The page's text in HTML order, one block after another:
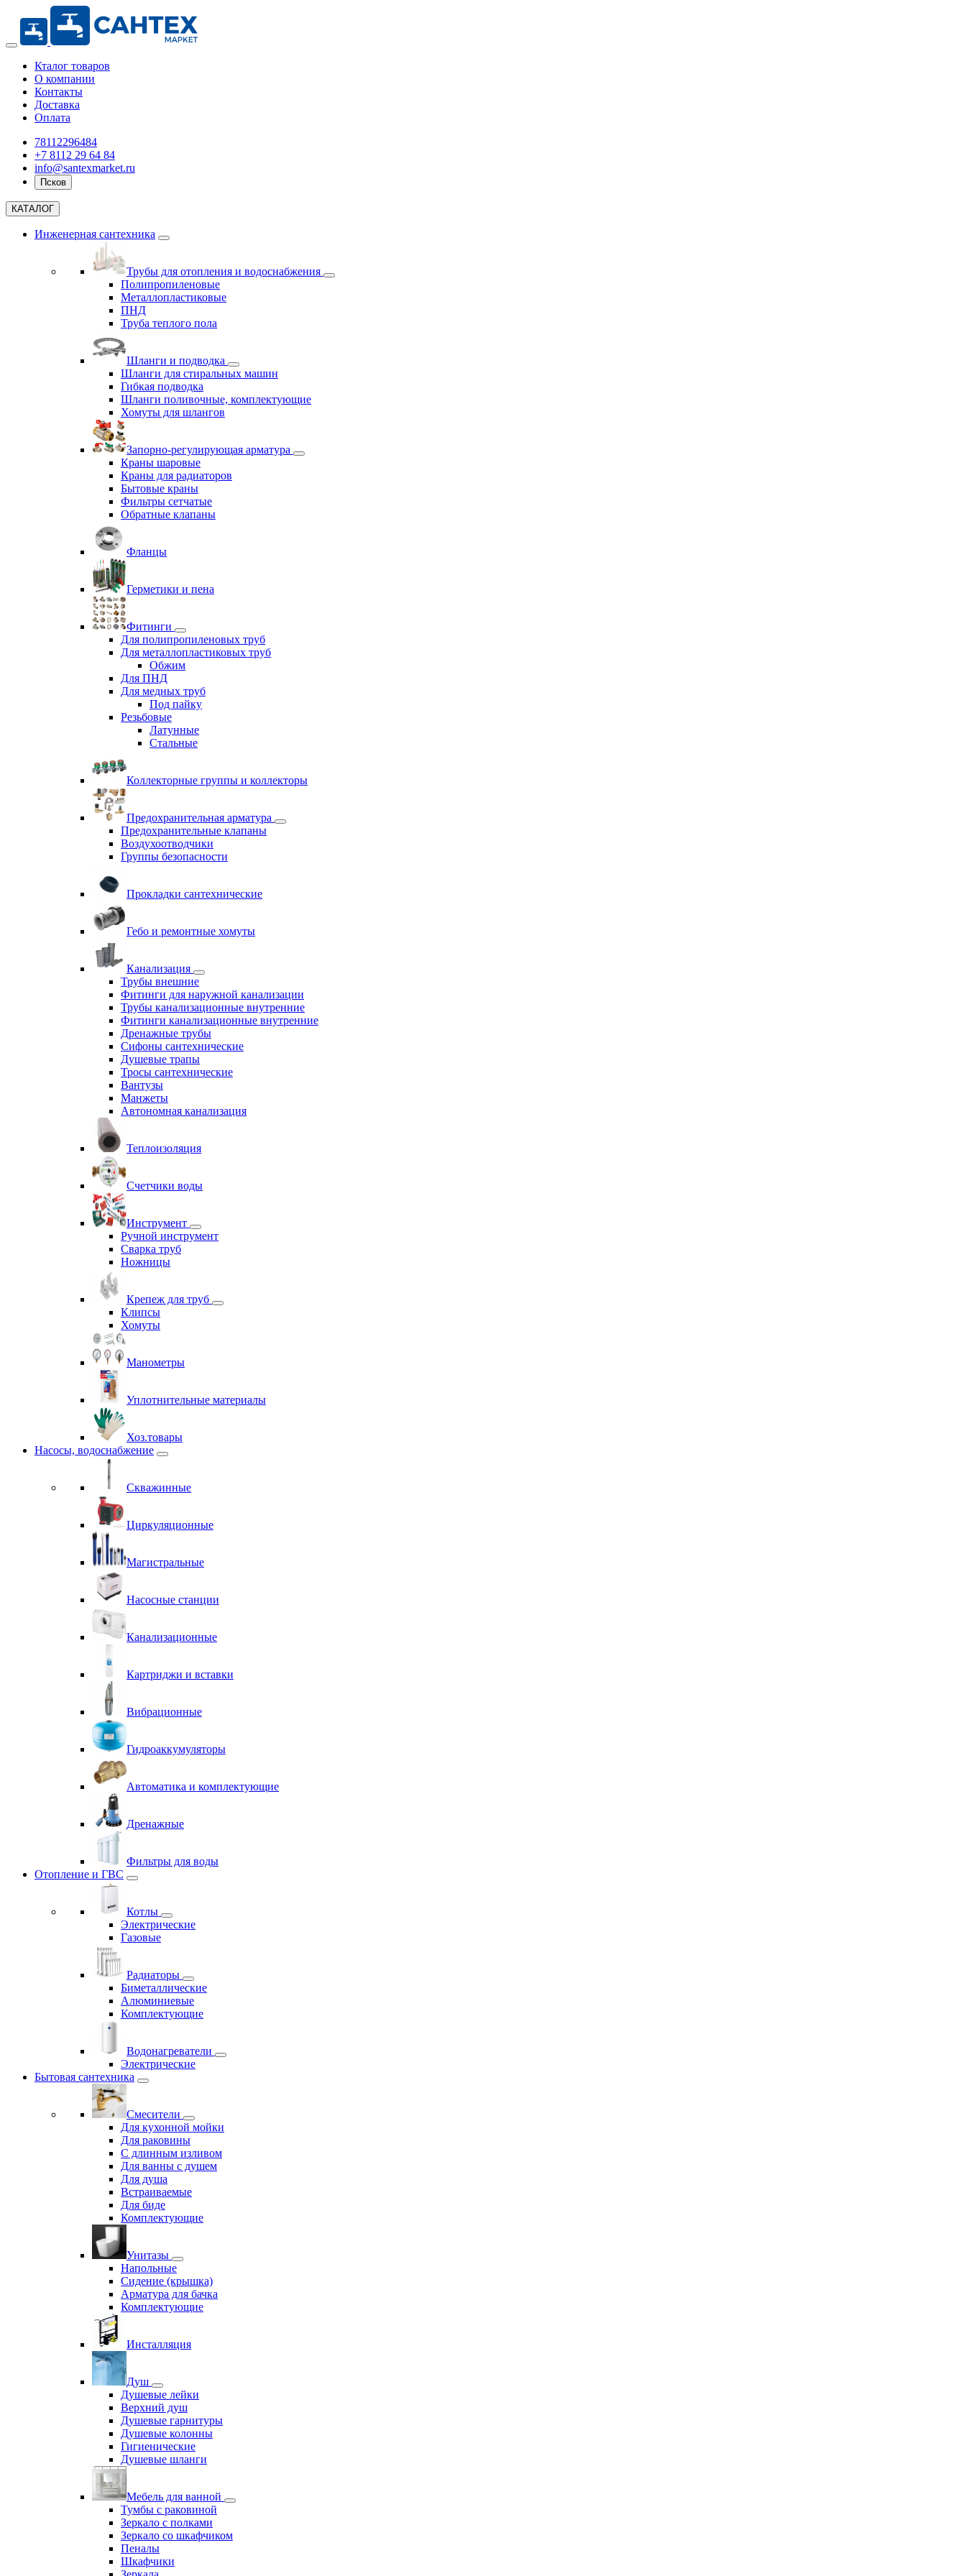
Кталог товаров
О компании
Контакты
Доставка
Оплата
78112296484
+7 8112 29 64 84
info@santexmarket.ru
Псков
КАТАЛОГ
Инженерная сантехника
Трубы для отопления и водоснабжения
Полипропиленовые
Металлопластиковые
ПНД
Труба теплого пола
Шланги и подводка
Шланги для стиральных машин
Гибкая подводка
Шланги поливочные, комплектующие
Хомуты для шлангов
Запорно-регулирующая арматура
Краны шаровые
Краны для радиаторов
Бытовые краны
Фильтры сетчатые
Обратные клапаны
Фланцы
Герметики и пена
Фитинги
Для полипропиленовых труб
Для металлопластиковых труб
Обжим
Для ПНД
Для медных труб
Под пайку
Резьбовые
Латунные
Cтальные
Коллекторные группы и коллекторы
Предохранительная арматура
Предохранительные клапаны
Воздухоотводчики
Группы безопасности
Прокладки сантехнические
Гебо и ремонтные хомуты
Канализация
Трубы внешние
Фитинги для наружной канализации
Трубы канализационные внутренние
Фитинги канализационные внутренние
Дренажные трубы
Сифоны сантехнические
Душевые трапы
Тросы сантехнические
Вантузы
Манжеты
Автономная канализация
Теплоизоляция
Счетчики воды
Инструмент
Ручной инструмент
Сварка труб
Ножницы
Крепеж для труб
Клипсы
Хомуты
Манометры
Уплотнительные материалы
Хоз.товары
Насосы, водоснабжение
Скважинные
Циркуляционные
Магистральные
Насосные станции
Канализационные
Картриджи и вставки
Вибрационные
Гидроаккумуляторы
Автоматика и комплектующие
Дренажные
Фильтры для воды
Отопление и ГВС
Котлы
Электрические
Газовые
Радиаторы
Биметаллические
Алюминиевые
Комплектующие
Водонагреватели
Электрические
Бытовая сантехника
Смесители
Для кухонной мойки
Для раковины
С длинным изливом
Для ванны с душем
Для душа
Встраиваемые
Для биде
Комплектующие
Унитазы
Напольные
Сидение (крышка)
Арматура для бачка
Комплектующие
Инсталляция
Душ
Душевые лейки
Верхний душ
Душевые гарнитуры
Душевые колонны
Гигиенические
Душевые шланги
Мебель для ванной
Тумбы с раковиной
Зеркало с полками
Зеркало со шкафчиком
Пеналы
Шкафчики